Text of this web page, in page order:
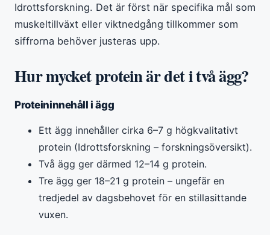
Idrottsforskning. Det är först när specifika mål som
muskeltillväxt eller viktnedgång tillkommer som
siffrorna behöver justeras upp.
Hur mycket protein är det i två ägg?
Proteininnehåll i ägg
Ett ägg innehåller cirka 6–7 g högkvalitativt
protein (Idrottsforskning – forskningsöversikt).
Två ägg ger därmed 12–14 g protein.
Tre ägg ger 18–21 g protein – ungefär en
tredjedel av dagsbehovet för en stillasittande
vuxen.